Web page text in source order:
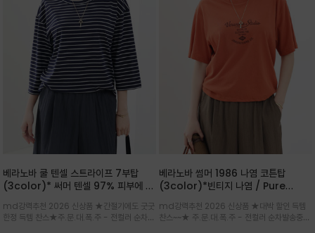
베라노바 쿨 텐셀 스트라이프 7부탑
(3color)* 써머 텐셀 97% 피부에 닿
소재
md강력추천 2026 신상품 ★간절기에도 굿굿
한정 득템 찬스★주.문.대.폭.주 - 전컬러 순차발
베라노바 썸머 1986 나염 코튼탑
(3color)*빈티지 나염 / Pure
어도 룩에 감도가 살아나는 베라노바 스
튜디오 티셔츠
md강력추천 2026 신상품 ★대박 할인 득템
찬스~~★ 주.문.대.폭.주 - 전컬러 순차발송중